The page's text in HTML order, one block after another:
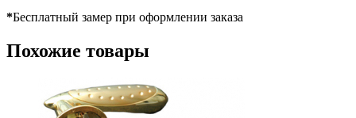
*Бесплатный замер при оформлении заказа
Похожие товары